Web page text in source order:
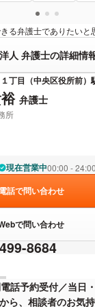
る弁護士でありたいと
人 弁護士の詳細情
丁目（中央区役所前）
弁護士
所
現在営業中00:00 - 24:00
電話で問い合わせ
で問い合わせ
8684
話予約受付／当日
ら、相談者のお気